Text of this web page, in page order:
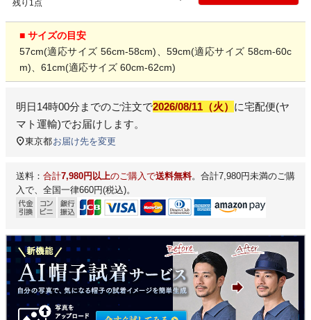
残り1点
■ サイズの目安
57cm(適応サイズ 56cm-58cm)、59cm(適応サイズ 58cm-60c
m)、61cm(適応サイズ 60cm-62cm)
明日14時00分 までのご注文で2026/08/11（火） に宅配便(ヤ
マト運輸)でお届けします。
東京都お届け先を変更
送料： 合計7,980円以上のご購入で送料無料。合計7,980円未満のご購
入で、全国一律660円(税込)。